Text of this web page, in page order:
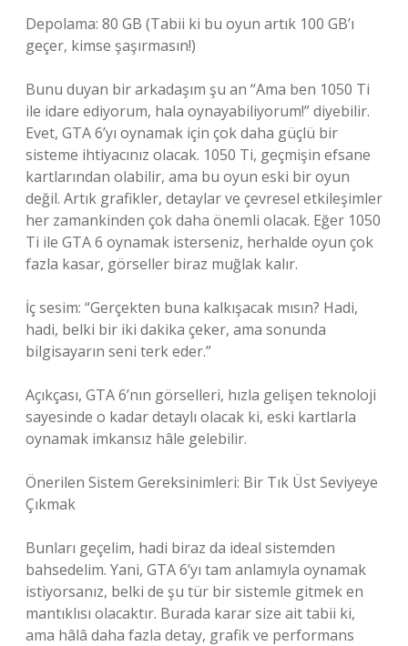
Depolama: 80 GB (Tabii ki bu oyun artık 100 GB’ı
geçer, kimse şaşırmasın!)
Bunu duyan bir arkadaşım şu an “Ama ben 1050 Ti
ile idare ediyorum, hala oynayabiliyorum!” diyebilir.
Evet, GTA 6’yı oynamak için çok daha güçlü bir
sisteme ihtiyacınız olacak. 1050 Ti, geçmişin efsane
kartlarından olabilir, ama bu oyun eski bir oyun
değil. Artık grafikler, detaylar ve çevresel etkileşimler
her zamankinden çok daha önemli olacak. Eğer 1050
Ti ile GTA 6 oynamak isterseniz, herhalde oyun çok
fazla kasar, görseller biraz muğlak kalır.
İç sesim: “Gerçekten buna kalkışacak mısın? Hadi,
hadi, belki bir iki dakika çeker, ama sonunda
bilgisayarın seni terk eder.”
Açıkçası, GTA 6’nın görselleri, hızla gelişen teknoloji
sayesinde o kadar detaylı olacak ki, eski kartlarla
oynamak imkansız hâle gelebilir.
Önerilen Sistem Gereksinimleri: Bir Tık Üst Seviyeye
Çıkmak
Bunları geçelim, hadi biraz da ideal sistemden
bahsedelim. Yani, GTA 6’yı tam anlamıyla oynamak
istiyorsanız, belki de şu tür bir sistemle gitmek en
mantıklısı olacaktır. Burada karar size ait tabii ki,
ama hâlâ daha fazla detay, grafik ve performans